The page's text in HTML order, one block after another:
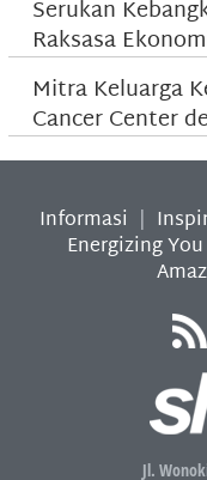
Serukan
Raksasa
Mitra Keluarga
Cancer Center
Informasi |
Energizing
Jl.